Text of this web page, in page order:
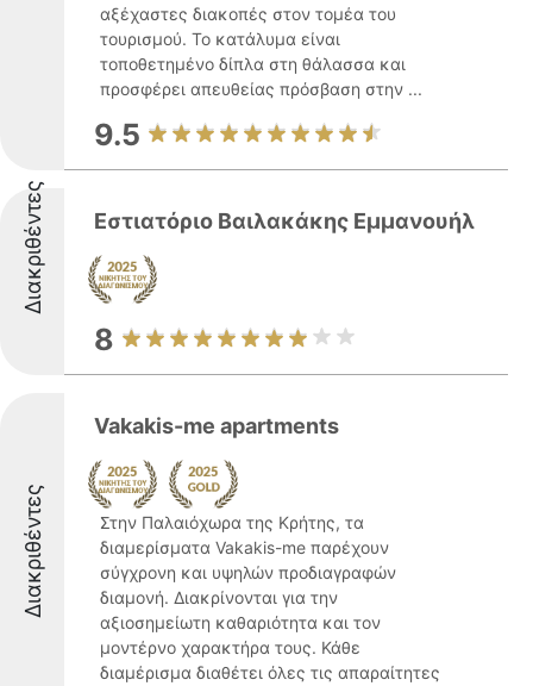
αξέχαστες διακοπές στον τομέα του
τουρισμού. Το κατάλυμα είναι
τοποθετημένο δίπλα στη θάλασσα και
προσφέρει απευθείας πρόσβαση στην ...
9.5
Διακριθέντες Εστιατόριο Βαιλακάκης Εμμανουήλ
8
Διακριθέντες
Vakakis-me apartments
Στην Παλαιόχωρα της Κρήτης, τα
διαμερίσματα Vakakis-me παρέχουν
σύγχρονη και υψηλών προδιαγραφών
διαμονή. Διακρίνονται για την
αξιοσημείωτη καθαριότητα και τον
μοντέρνο χαρακτήρα τους. Κάθε
διαμέρισμα διαθέτει όλες τις απαραίτητες